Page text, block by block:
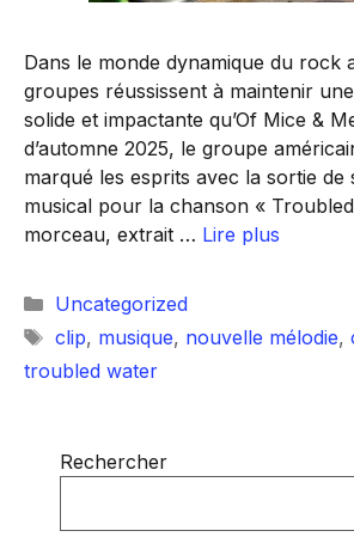
Dans le monde dynamique du rock
groupes réussissent à maintenir
solide et impactante qu’Of Mice &
d’automne 2025, le groupe
marqué les esprits avec la sortie
musical pour la chanson «
morceau, extrait … Lire plus
Catégories
Uncategorized
Étiquettes
clip, musique, nouvelle mélodie,
troubled water
Rechercher